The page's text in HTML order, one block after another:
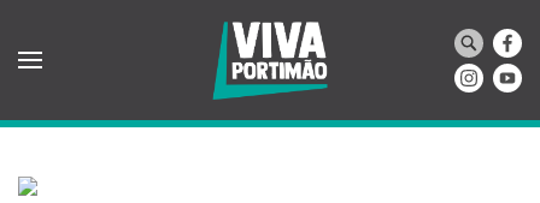
Saltar para o conteúdo principal